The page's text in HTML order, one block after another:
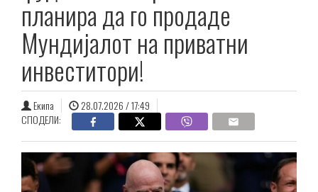
планира да го продаде
Мундијалот на приватни
инвеститори!
Екипа
28.07.2026 / 17:49
СПОДЕЛИ: